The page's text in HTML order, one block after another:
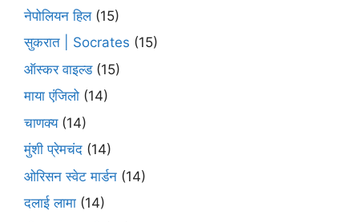
नेपोलियन हिल(15)
सुकरात | Socrates (15)
ऑस्कर वाइल्ड(15)
माया एंजिलो (14)
चाणक्य(14)
मुंशी प्रेमचंद (14)
ओरिसन स्‍वेट मार्डन (14)
दलाई लामा (14)